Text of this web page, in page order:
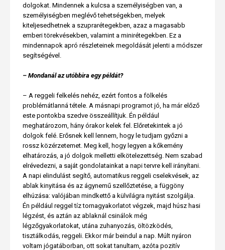
dolgokat. Mindennek a kulcsa a személyiségben van, a
személyiségben meglévő tehetségekben, melyek
kiteljesedhetnek a szuprarétegekben, azaz a magasabb
emberi törekvésekben, valamint a minirétegekben. Ez a
mindennapok apró részleteinek megoldását jelenti a módszer
segítségével.
– Mondanál az utóbbira egy példát?
– A reggeli felkelés nehéz, ezért fontos a fölkelés
problémátlanná tétele. A másnapi programot jó, ha már előző
este pontokba szedve összeállítjuk. Én például
meghatározom, hány órakor kelek fel. Előretekintek a jó
dolgok felé. Erősnek kell lennem, hogy le tudjam győzni a
rossz közérzetemet. Meg kell, hogy legyen a kőkemény
elhatározás, a jó dolgok melletti elkötelezettség. Nem szabad
elrévedezni, a saját gondolatainkat a napi tervre kell irányítani.
A napi elindulást segítő, automatikus reggeli cselekvések, az
ablak kinyitása és az ágynemű szellőztetése, a függöny
elhúzása: valójában mindkettő a külvilágra nyitást szolgálja.
Én például reggel tíz tornagyakorlatot végzek, majd húsz hasi
légzést, és aztán az ablaknál csinálok még
légzőgyakorlatokat, utána zuhanyozás, öltözködés,
tisztálkodás, reggeli. Ekkor már beindul a nap. Múlt nyáron
voltam jógatáborban, ott sokat tanultam, azóta pozitív